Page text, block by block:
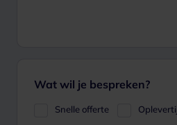
Wat wil je bespreken?
Snelle offerte